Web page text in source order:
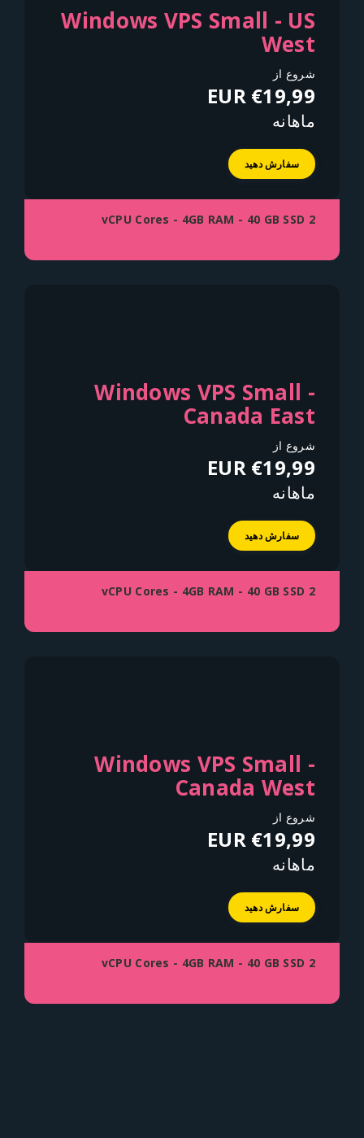
Windows VPS Small - US
West
شروع از
€19,99 EUR
ماهانه
سفارش دهید
Windows VPS Small -
Canada East
شروع از
€19,99 EUR
ماهانه
سفارش دهید
Windows VPS Small -
Canada West
شروع از
€19,99 EUR
ماهانه
سفارش دهید